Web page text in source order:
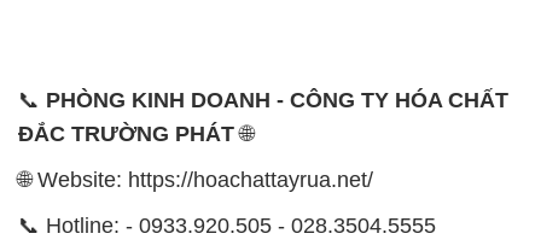
- 028.3756.1835 - 028.3756.1840 - 028.3756.1841-
0902.765.866